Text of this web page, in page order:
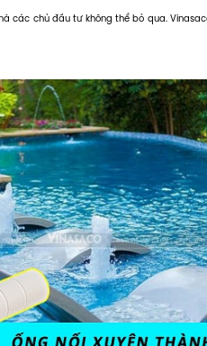
các chủ đầu tư không thể bỏ qua.